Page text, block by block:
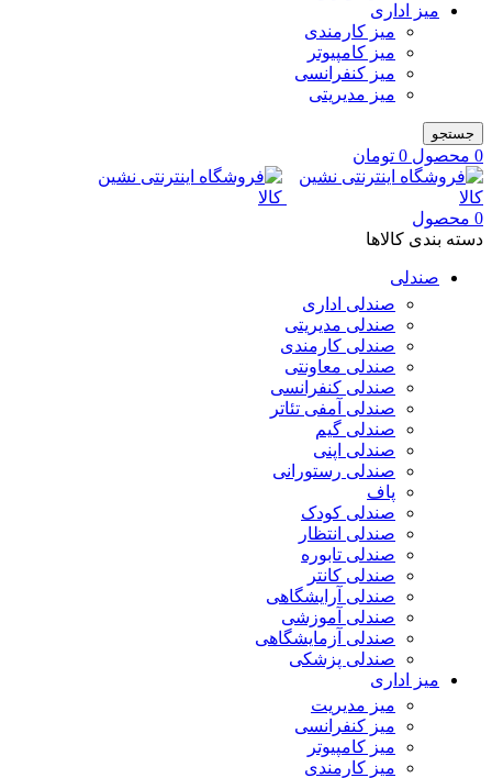
میز اداری
میز کارمندی
میز کامپیوتر
میز کنفرانسی
میز مدیریتی
جستجو
0 محصول 0 تومان
0 محصول
دسته بندی کالاها
صندلی
صندلی اداری
صندلی مدیریتی
صندلی کارمندی
صندلی معاونتی
صندلی کنفرانسی
صندلی آمفی تئاتر
صندلی گیم
صندلی اپنی
صندلی رستورانی
پاف
صندلی کودک
صندلی انتظار
صندلی تابوره
صندلی کانتر
صندلی آرایشگاهی
صندلی آموزشی
صندلی آزمایشگاهی
صندلی پزشکی
میز اداری
میز مدیریت
میز کنفرانسی
میز کامپیوتر
میز کارمندی